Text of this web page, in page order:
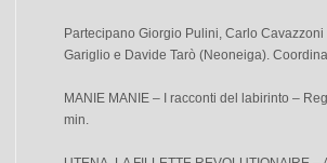
Partecipano Giorgio Pulini, Carlo
Gariglio e Davide Tarò (Neoneiga).
MANIE MANIE – I racconti del labirinto –
min.